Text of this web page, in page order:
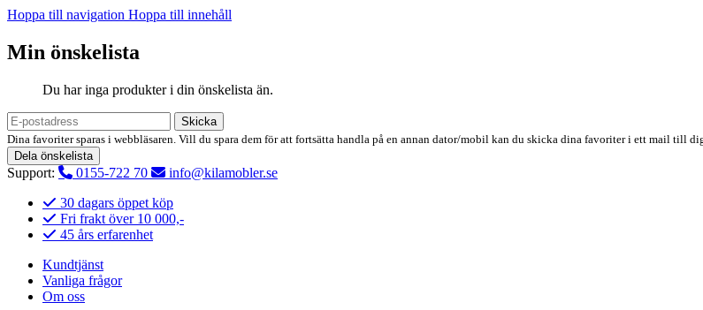
Hoppa till navigation Hoppa till innehåll
Min önskelista
Du har inga produkter i din önskelista än.
Skicka
Dina favoriter sparas i webbläsaren. Vill du spara dem för att fortsätta handla på en annan dator/mobil kan du skicka dina favoriter i ett mail till
Dela önskelista
Support: 0155-722 70
info@kilamobler.se
30 dagars öppet köp
Fri frakt över 10 000,-
45 års erfarenhet
Kundtjänst
Vanliga frågor
Om oss